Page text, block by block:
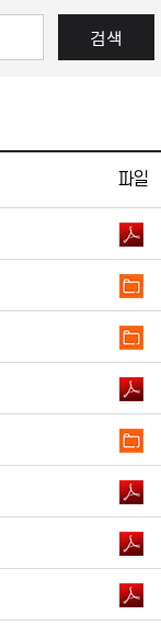
검색
파일